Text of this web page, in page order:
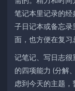
笔记本里记录的经
子日记本或备忘录
面，也方便在复习
记笔记、写日志很
的四项能力 (分解
虑到今天的主题